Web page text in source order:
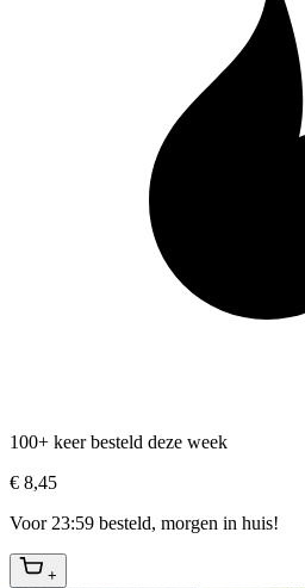
100+ keer besteld deze week
€ 8,45
Voor 23:59 besteld, morgen in huis!
+